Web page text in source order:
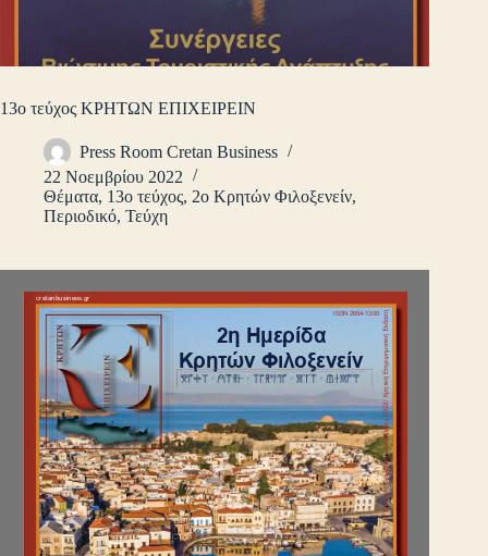
13ο τεύχος ΚΡΗΤΩΝ ΕΠΙΧΕΙΡΕΙΝ
Press Room Cretan Business
22 Νοεμβρίου 2022
Θέματα, 13ο τεύχος, 2ο Κρητών Φιλοξενείν,
Περιοδικό, Τεύχη